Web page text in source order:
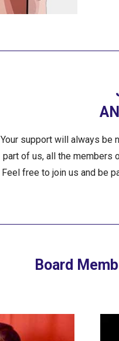
Your support will always be
part of us, all the members
Feel free to join us and be
Board